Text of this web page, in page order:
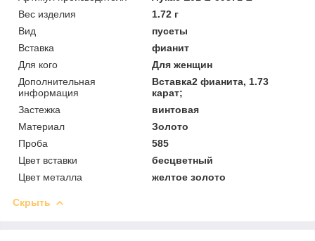
Вес изделия
1.72 г
Вид
пусеты
Вставка
фианит
Для кого
Для женщин
Дополнительная
информация
Вставка2 фианита, 1.73
карат;
Застежка
винтовая
Материал
Золото
Проба
585
Цвет вставки
бесцветный
Цвет металла
желтое золото
Скрыть